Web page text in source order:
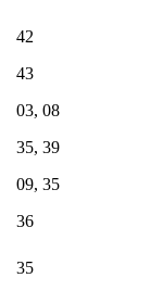
42
43
03, 08
35, 39
09, 35
36
35